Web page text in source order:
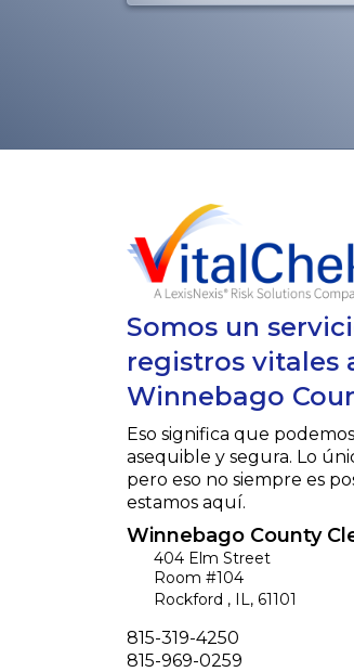
Somos un
registros vitales
Winnebago
Eso significa que
asequible y segura. Lo
pero eso no siempre es
estamos aquí.
Winnebago County
404 Elm Street
Room #104
Rockford , IL, 61101
Phone
815-319-4250
Fax
815-969-0259